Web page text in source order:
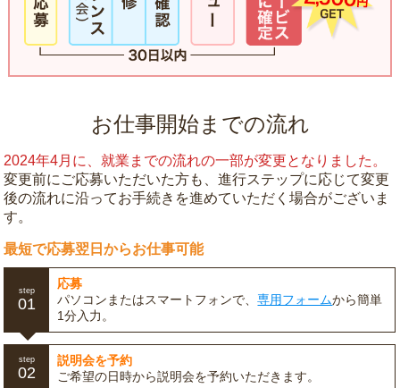
お仕事開始までの流れ
2024年4月に、就業までの流れの一部が変更となりました。
変更前にご応募いただいた方も、進行ステップに応じて変更
後の流れに沿ってお手続きを進めていただく場合がございま
す。
最短で応募翌日からお仕事可能
step
01
応募
パソコンまたはスマートフォンで、専用フォームから簡単
1分入力。
step
02
説明会を予約
ご希望の日時から説明会を予約いただきます。